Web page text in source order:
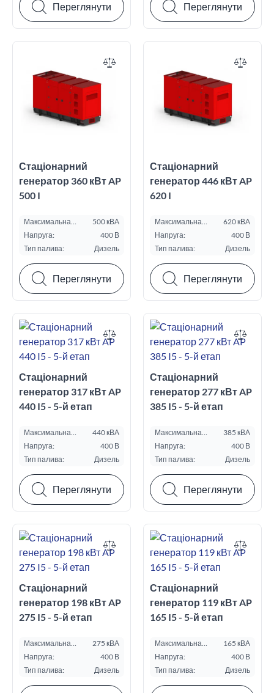
Переглянути Переглянути
Стаціонарний
генератор 360 кВт AP
500 I
Максимальна
потужність ESP, кВА:
500 кВА
Напруга:
400 В
Тип палива:
Дизель
Переглянути
Стаціонарний
генератор 446 кВт AP
620 I
Максимальна
потужність ESP, кВА:
620 кВА
Напруга:
400 В
Тип палива:
Дизель
Переглянути
Стаціонарний
генератор 317 кВт AP
440 I5 - 5-й етап
Максимальна
потужність ESP, кВА:
440 кВА
Напруга:
400 В
Тип палива:
Дизель
Переглянути
Стаціонарний
генератор 277 кВт AP
385 I5 - 5-й етап
Максимальна
потужність ESP, кВА:
385 кВА
Напруга:
400 В
Тип палива:
Дизель
Переглянути
Стаціонарний
генератор 198 кВт AP
275 I5 - 5-й етап
Максимальна
потужність ESP, кВА:
275 кВА
Напруга:
400 В
Тип палива:
Дизель
Стаціонарний
генератор 119 кВт AP
165 I5 - 5-й етап
Максимальна
потужність ESP, кВА:
165 кВА
Напруга:
400 В
Тип палива:
Дизель